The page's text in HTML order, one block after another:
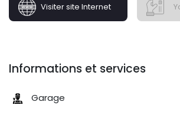
Visiter site Internet
Informations et services
Garage